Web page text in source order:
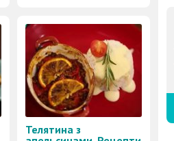
Телятина з